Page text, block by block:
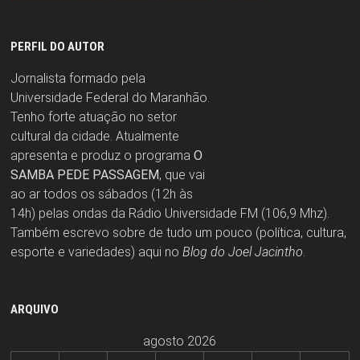
PERFIL DO AUTOR
Jornalista formado pela
Universidade Federal do Maranhão.
Tenho forte atuação no setor
cultural da cidade. Atualmente
apresenta e produz o programa O
SAMBA PEDE PASSAGEM, que vai
ao ar todos os sábados (12h às
14h) pelas ondas da Rádio Universidade FM (106,9 Mhz).
Também escrevo sobre de tudo um pouco (política, cultura,
esporte e variedades) aqui no Blog do Joel Jacintho.
ARQUIVO
agosto 2026